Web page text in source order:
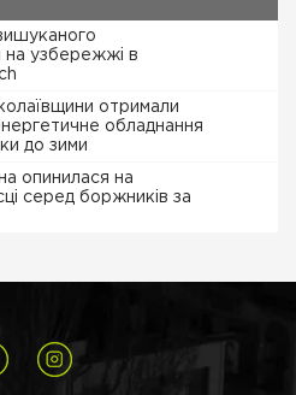
на узбережжі в
отримали
обладнання
до зими
опинилася на
серед боржників за